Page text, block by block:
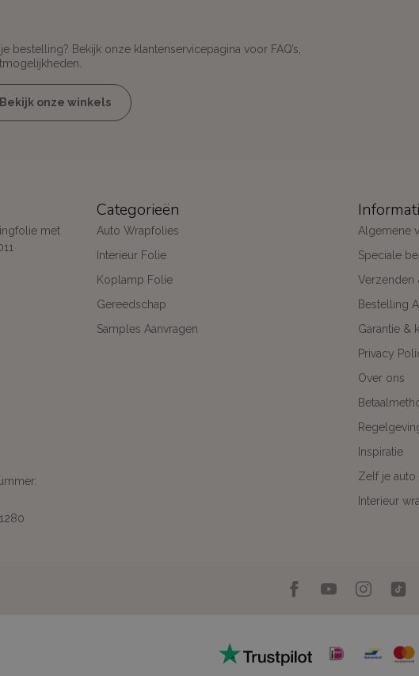
bestelling? Bekijk onze klantenservicepagina voor FAQ’s,
Bekijk onze winkels
met
Categorieën
Auto Wrapfolies
Interieur Folie
Koplamp Folie
Gereedschap
Samples Aanvragen
Algemene
Speciale
Verzenden
Bestelling
Garantie &
Privacy
Over ons
Inspiratie
Zelf je
Interieur